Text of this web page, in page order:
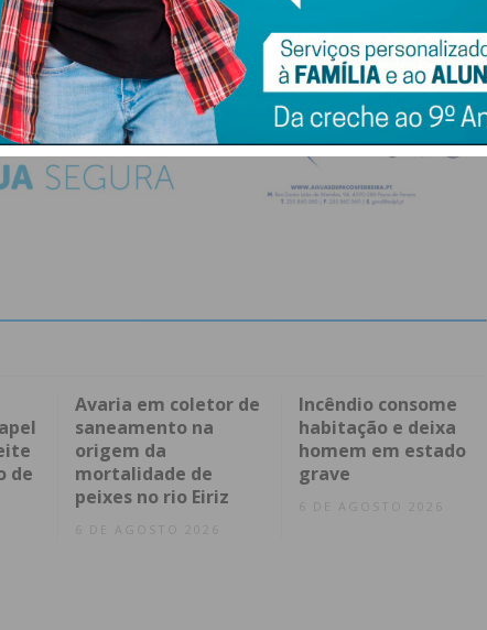
de
Avaria em coletor de
saneamento na
origem da
mortalidade de
peixes no rio Eiriz
6 DE AGOSTO 2026
Incêndio consome
habitação e deixa
homem em estado
grave
6 DE AGOSTO 2026